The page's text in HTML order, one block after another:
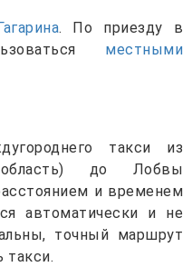
. По приезду в
местными
такси из
область) до Лобвы
и временем
автоматически и не
точный маршрут
такси.